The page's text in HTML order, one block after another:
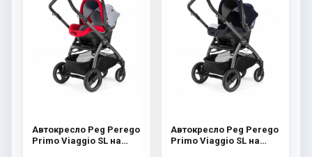
Автокресло Peg Perego
Primo Viaggio SL на
Автокресло Peg Perego
Primo Viaggio SL на